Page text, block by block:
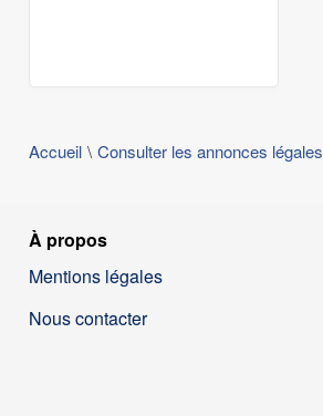
Accueil Consulter les annonces légales
À propos
Mentions légales
Nous contacter